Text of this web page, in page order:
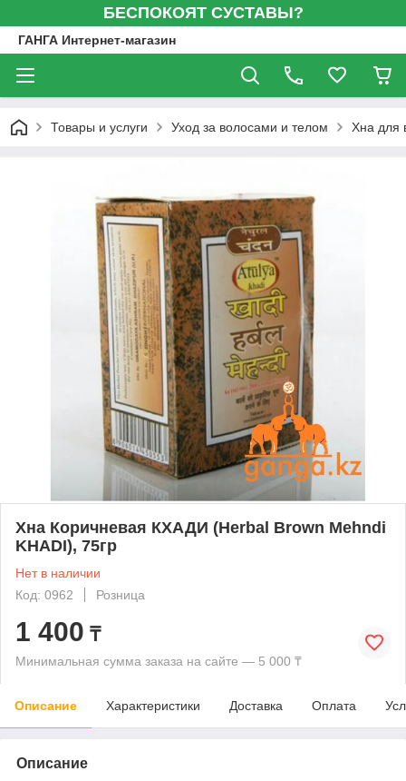
БЕСПОКОЯТ СУСТАВЫ?
ГАНГА Интернет-магазин
Товары и услуги Уход за волосами и телом Хна для
Хна Коричневая КХАДИ (Herbal Brown Mehndi
KHADI), 75гр
Нет в наличии
Код: 0962
Розница
1 400 ₸
Минимальная сумма заказа на сайте — 5 000 ₸
Описание Характеристики Доставка Оплата
Описание